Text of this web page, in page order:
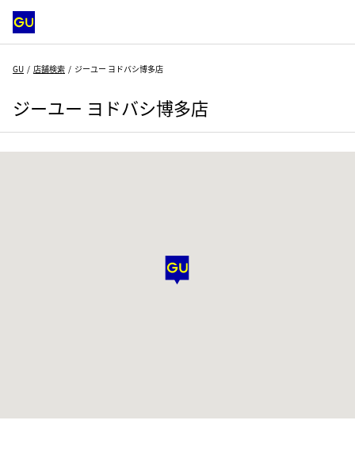
GU 店舗検索 ジーユー ヨドバシ博多店
ジーユー ヨドバシ博多店